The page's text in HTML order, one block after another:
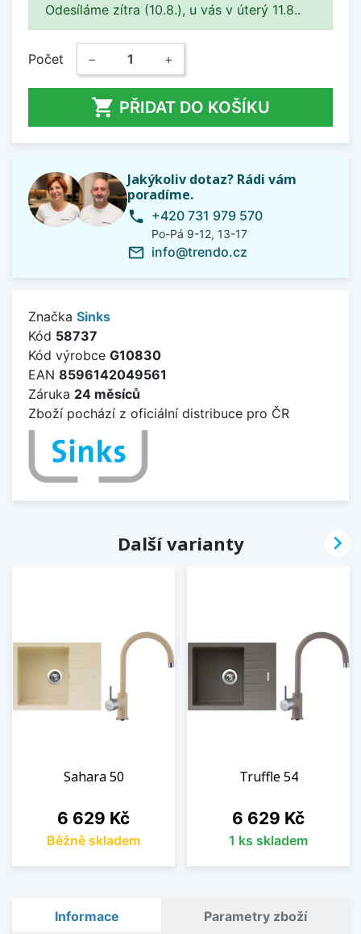
Odesíláme zítra (10.8.), u vás v úterý 11.8..
Počet − +
 PŘIDAT DO KOŠÍKU
Jakýkoliv dotaz? Rádi vám
poradíme.
phone +420 731 979 570
Po-Pá 9-12, 13-17
mail_outline info@trendo.cz
Značka Sinks
Kód 58737
Kód výrobce G10830
EAN 8596142049561
Záruka 24 měsíců
Zboží pochází z oficiální distribuce pro ČR
Další varianty
Sahara 50
Cena
6 629 Kč
Běžně skladem
Truffle 54
Cena
6 629 Kč
1 ks skladem

Informace Parametry zboží